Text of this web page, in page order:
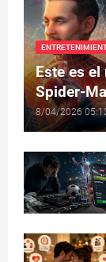
Este es
Spider-
8/04/2026